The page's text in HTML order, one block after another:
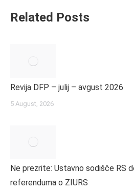
Related Posts
Revija DFP – julij – avgust 2026
5 August, 2026
Ne prezrite: Ustavno sodišče RS
referenduma o ZIURS